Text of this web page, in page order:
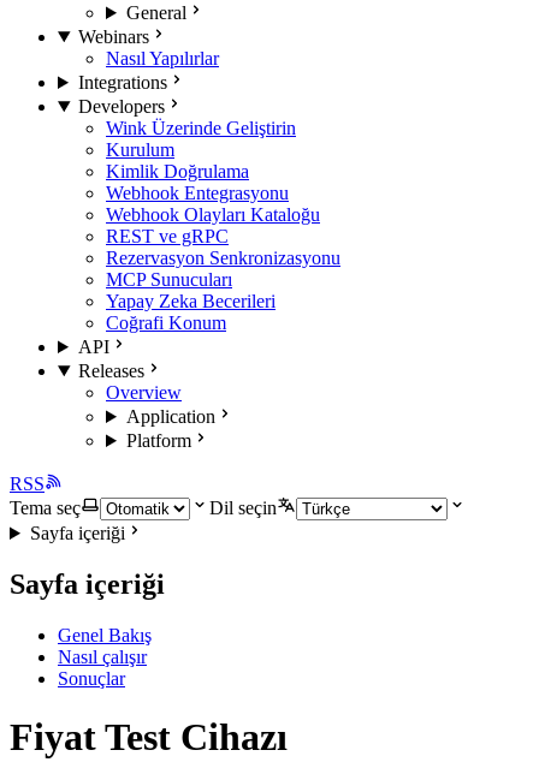
General
Webinars
Nasıl Yapılırlar
Integrations
Developers
Wink Üzerinde Geliştirin
Kurulum
Kimlik Doğrulama
Webhook Entegrasyonu
Webhook Olayları Kataloğu
REST ve gRPC
Rezervasyon Senkronizasyonu
MCP Sunucuları
Yapay Zeka Becerileri
Coğrafi Konum
API
Releases
Overview
Application
Platform
RSS
Tema seç
Dil seçin
Sayfa içeriği
Sayfa içeriği
Genel Bakış
Nasıl çalışır
Sonuçlar
Fiyat Test Cihazı